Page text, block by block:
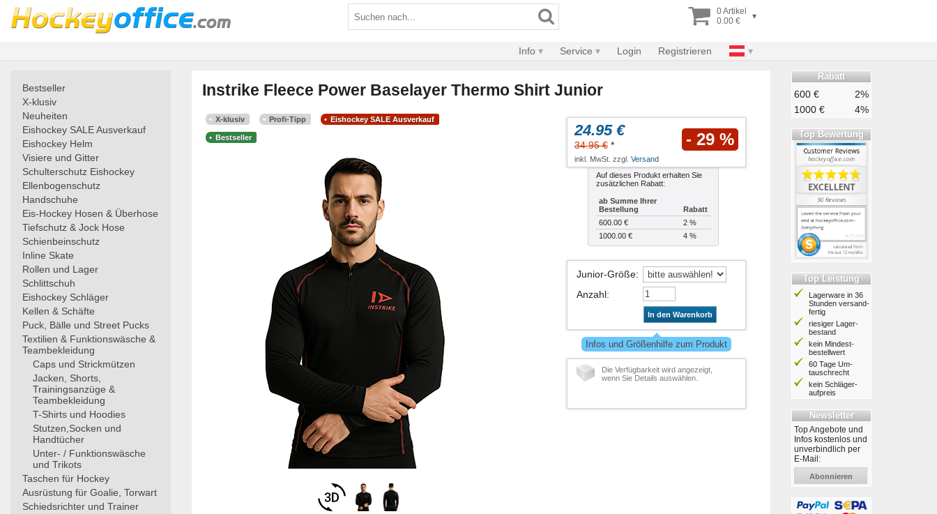
0 Artikel
0.00 €
▾
Info Service Login Registrieren
Bestseller
X-klusiv
Neuheiten
Eishockey SALE Ausverkauf
Eishockey Helm
Visiere und Gitter
Schulterschutz Eishockey
Ellenbogenschutz
Handschuhe
Eis-Hockey Hosen & Überhose
Tiefschutz & Jock Hose
Schienbeinschutz
Inline Skate
Rollen und Lager
Schlittschuh
Eishockey Schläger
Kellen & Schäfte
Puck, Bälle und Street Pucks
Textilien & Funktionswäsche &
Teambekleidung
Caps und Strickmützen
Jacken, Shorts,
Trainingsanzüge &
Teambekleidung
T-Shirts und Hoodies
Stutzen,Socken und
Handtücher
Unter- / Funktionswäsche
und Trikots
Taschen für Hockey
Ausrüstung für Goalie, Torwart
Schiedsrichter und Trainer
Instrike Fleece Power Baselayer Thermo Shirt Junior
X-klusiv Profi-Tipp Eishockey SALE Ausverkauf
Bestseller 24.95 €
34.95 € * - 29 %
inkl. MwSt. zzgl. Versand
Auf dieses Produkt erhalten Sie
zusätzlichen Rabatt:
ab Summe Ihrer
Bestellung
Rabatt
600.00 €
2 %
1000.00 €
4 %
Junior-Größe:
Anzahl:
In den Warenkorb
Infos und Größenhilfe zum Produkt
Die Verfügbarkeit wird angezeigt,
wenn Sie Details auswählen.
Rabatt
600 €
2%
1000 €
4%
Top Bewertung
Top Leistung
Lagerware in 36
Stunden ver­sand­
fertig
riesiger Lager­
bestand
kein Mindest­
bestell­wert
60 Tage Um­
tausch­recht
kein Schläger­
aufpreis
Newsletter
Top Angebote und
Infos kostenlos und
unverbindlich per
E-Mail:
Abonnieren